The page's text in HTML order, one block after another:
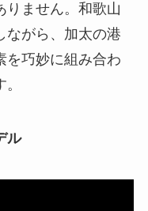
りません。和歌山
ながら、加太の港
を巧妙に組み合わ
ル